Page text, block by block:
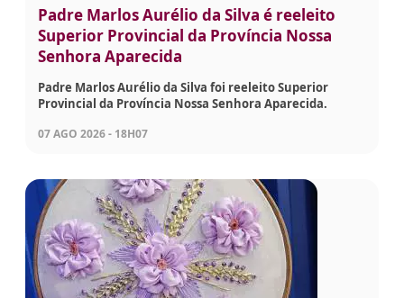
Padre Marlos Aurélio da Silva é reeleito
Superior Provincial da Província Nossa
Senhora Aparecida
Padre Marlos Aurélio da Silva foi reeleito Superior
Provincial da Província Nossa Senhora Aparecida.
07 AGO 2026 - 18H07